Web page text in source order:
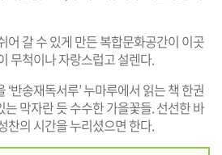
어 갈 수 있게 만든 복합문화공간이 이곳
무척이나 자랑스럽고 설렌다.
반송재독서루’ 누마루에서 읽는 책 한권
막자란 듯 수수한 가을꽃들. 선선한 바
찬의 시간을 누리셨으면 한다.